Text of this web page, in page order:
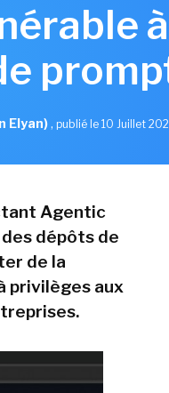
Elyan), publié le 10 Juillet
Agentic
dépôts de
de la
privilèges aux